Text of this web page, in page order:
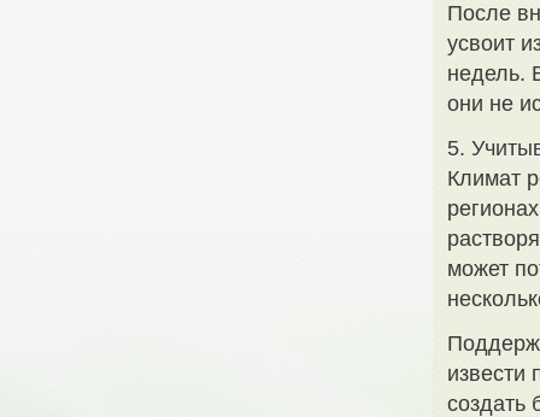
После
усвоит
недель.
они не
5.
Климат
может
извести
создать